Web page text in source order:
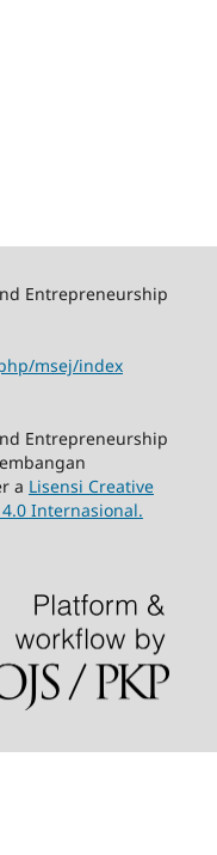
Entrepreneurship
msej/index
Entrepreneurship
a Lisensi Creative
Internasional.